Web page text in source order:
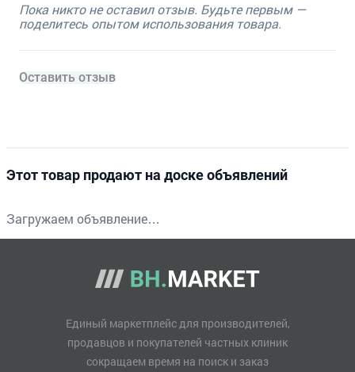
Пока никто не оставил отзыв. Будьте первым —
поделитесь опытом использования товара.
Оставить отзыв
Этот товар продают на доске объявлений
Загружаем объявление…
Единый маркетплейс для производителей,
продавцов и покупателей частных клиник
сокращаем время на поиск и заказ